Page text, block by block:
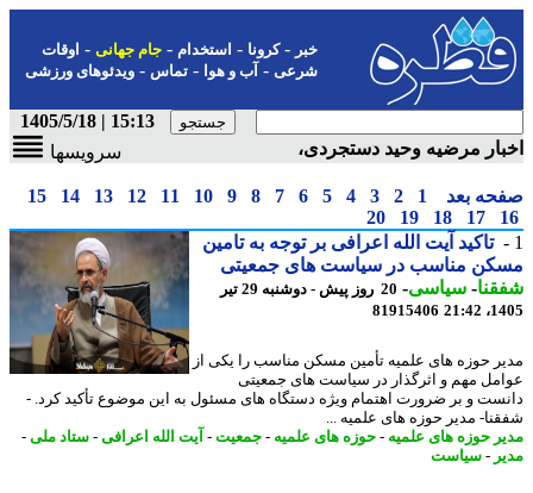
-کرونا-استخدام- جام جهانی-اوقات
شرعی-آب و هوا-تماس-ویدئوهای ورزشی
15:13 | 1405/5/18
مرضیه وحید دستجردی،
سرویسها
بعد 1
2
3
4
5
6
7
8
9
10
11
12
13
14
15
17
18
19
20
تاکید آیت الله اعرافی بر توجه به تامین
مناسب در سیاست های جمعیتی
-سیاسی-
20 روز پیش - دوشنبه 29 تیر
81915406
حوزه های علمیه تأمین مسکن مناسب را یکی از
مهم و اثرگذار در سیاست های جمعیتی
و بر ضرورت اهتمام ویژه دستگاه های مسئول به این موضوع تأکید کرد. -
مدیر حوزه های علمیه ...
حوزه های علمیه-حوزه های علمیه-جمعیت-آیت الله اعرافی -ستاد ملی -
-سیاست